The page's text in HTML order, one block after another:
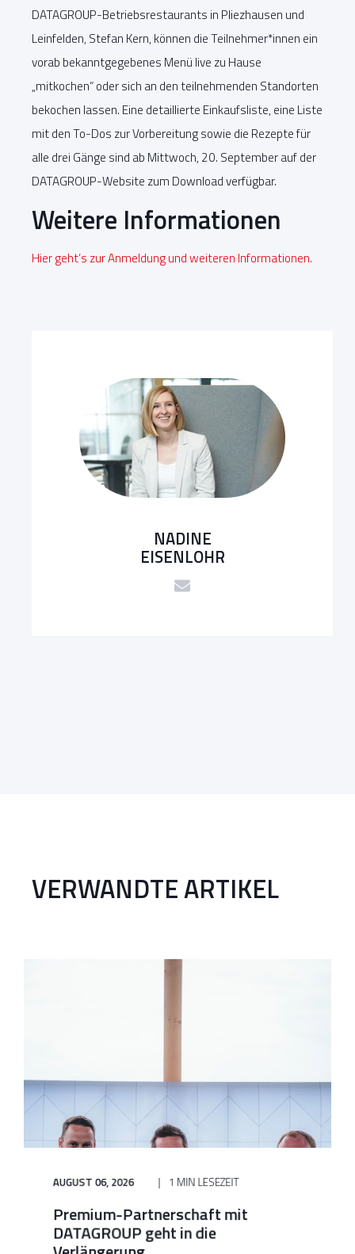
DATAGROUP-Betriebsrestaurants in Pliezhausen und
Leinfelden, Stefan Kern, können die Teilnehmer*innen ein
vorab bekanntgegebenes Menü live zu Hause
„mitkochen“ oder sich an den teilnehmenden Standorten
bekochen lassen. Eine detaillierte Einkaufsliste, eine Liste
mit den To-Dos zur Vorbereitung sowie die Rezepte für
alle drei Gänge sind ab Mittwoch, 20. September auf der
DATAGROUP-Website zum Download verfügbar.
Weitere Informationen
Hier geht’s zur Anmeldung und weiteren Informationen.
NADINE
EISENLOHR
VERWANDTE ARTIKEL
AUGUST 06, 2026 1 MIN LESEZEIT
Premium-Partnerschaft mit
DATAGROUP geht in die